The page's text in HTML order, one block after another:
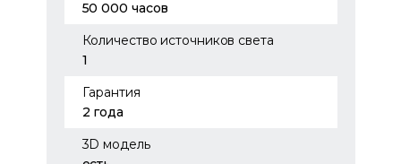
50 000 часов
Количество источников света
1
Гарантия
2 года
3D модель